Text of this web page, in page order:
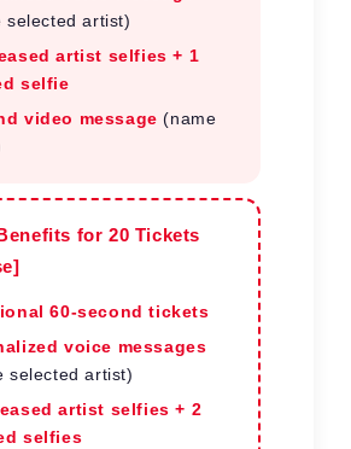
selected artist)
artist selfies + 1
selfie
video message (name
for 20 Tickets
60-second tickets
voice messages
selected artist)
artist selfies + 2
selfies